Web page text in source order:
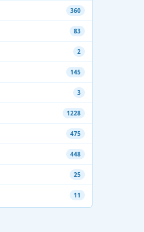
360
83
2
145
3
1228
475
448
25
11